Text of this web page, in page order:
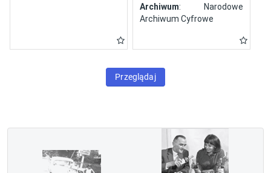
Siemaszki
Archiwum: Narodowe
Archiwum Cyfrowe
Przeglądaj